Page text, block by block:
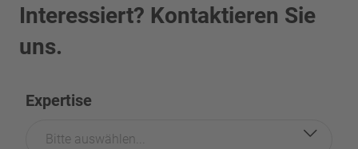
Interessiert? Kontaktieren Sie
uns.
Expertise
Bitte auswählen...